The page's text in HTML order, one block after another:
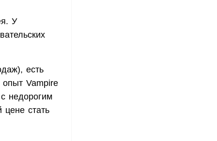
У
есть
опыт Vampire
недорогим
стать